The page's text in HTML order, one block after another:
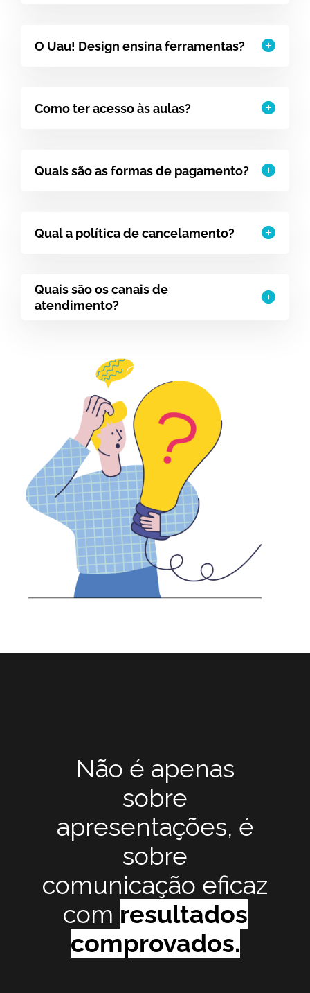
O Uau! Design ensina ferramentas?
Como ter acesso às aulas?
Quais são as formas de pagamento?
Qual a política de cancelamento?
Quais são os canais de
atendimento?
Não é apenas
sobre
apresentações, é
sobre
comunicação eficaz
com resultados
comprovados.